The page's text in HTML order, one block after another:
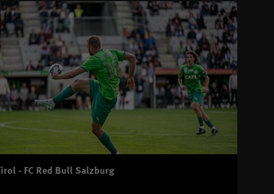
- FC Red Bull Salzburg